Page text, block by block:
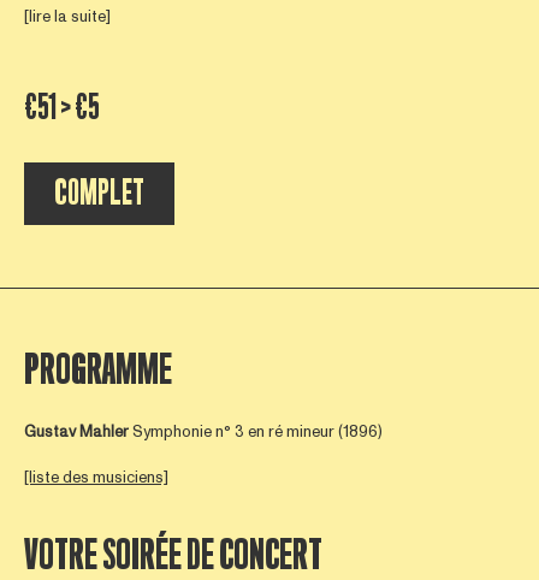
[lire la suite]
€51 > €5
COMPLET
PROGRAMME
Gustav MahlerSymphonie n° 3 en ré mineur (1896)
[liste des musiciens]
VOTRE SOIRÉE DE CONCERT